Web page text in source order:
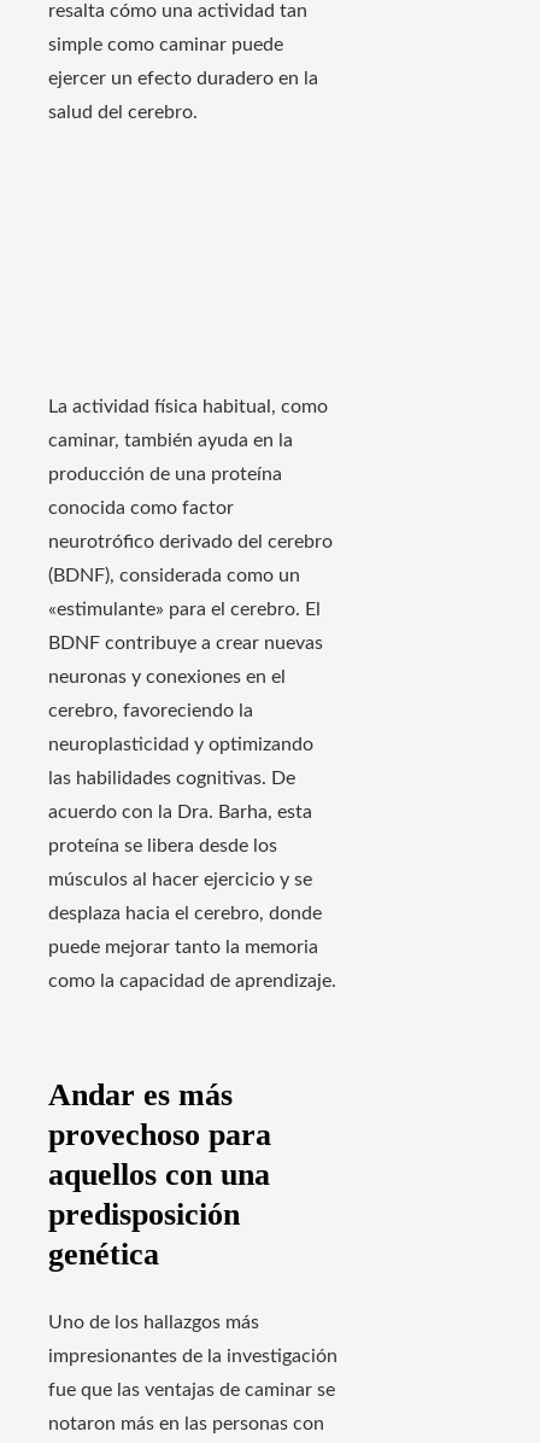
resalta cómo una actividad tan
simple como caminar puede
ejercer un efecto duradero en la
salud del cerebro.
La actividad física habitual, como
caminar, también ayuda en la
producción de una proteína
conocida como factor
neurotrófico derivado del cerebro
(BDNF), considerada como un
«estimulante» para el cerebro. El
BDNF contribuye a crear nuevas
neuronas y conexiones en el
cerebro, favoreciendo la
neuroplasticidad y optimizando
las habilidades cognitivas. De
acuerdo con la Dra. Barha, esta
proteína se libera desde los
músculos al hacer ejercicio y se
desplaza hacia el cerebro, donde
puede mejorar tanto la memoria
como la capacidad de aprendizaje.
Andar es más
provechoso para
aquellos con una
predisposición
genética
Uno de los hallazgos más
impresionantes de la investigación
fue que las ventajas de caminar se
notaron más en las personas con